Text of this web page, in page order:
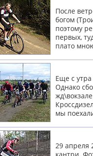
После
богом
поэтому
первых,
плато
Еще с
Однако
мы
29 апреля